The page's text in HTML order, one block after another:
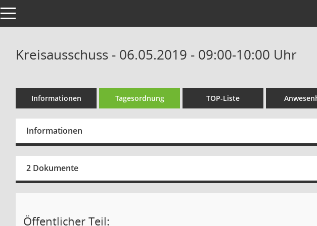
Toggle navigation
Kreisausschuss - 06.05.2019 - 09:00-10:00 Uhr
Informationen Tagesordnung TOP-Liste
Informationen
2 Dokumente
Öffentlicher Teil: